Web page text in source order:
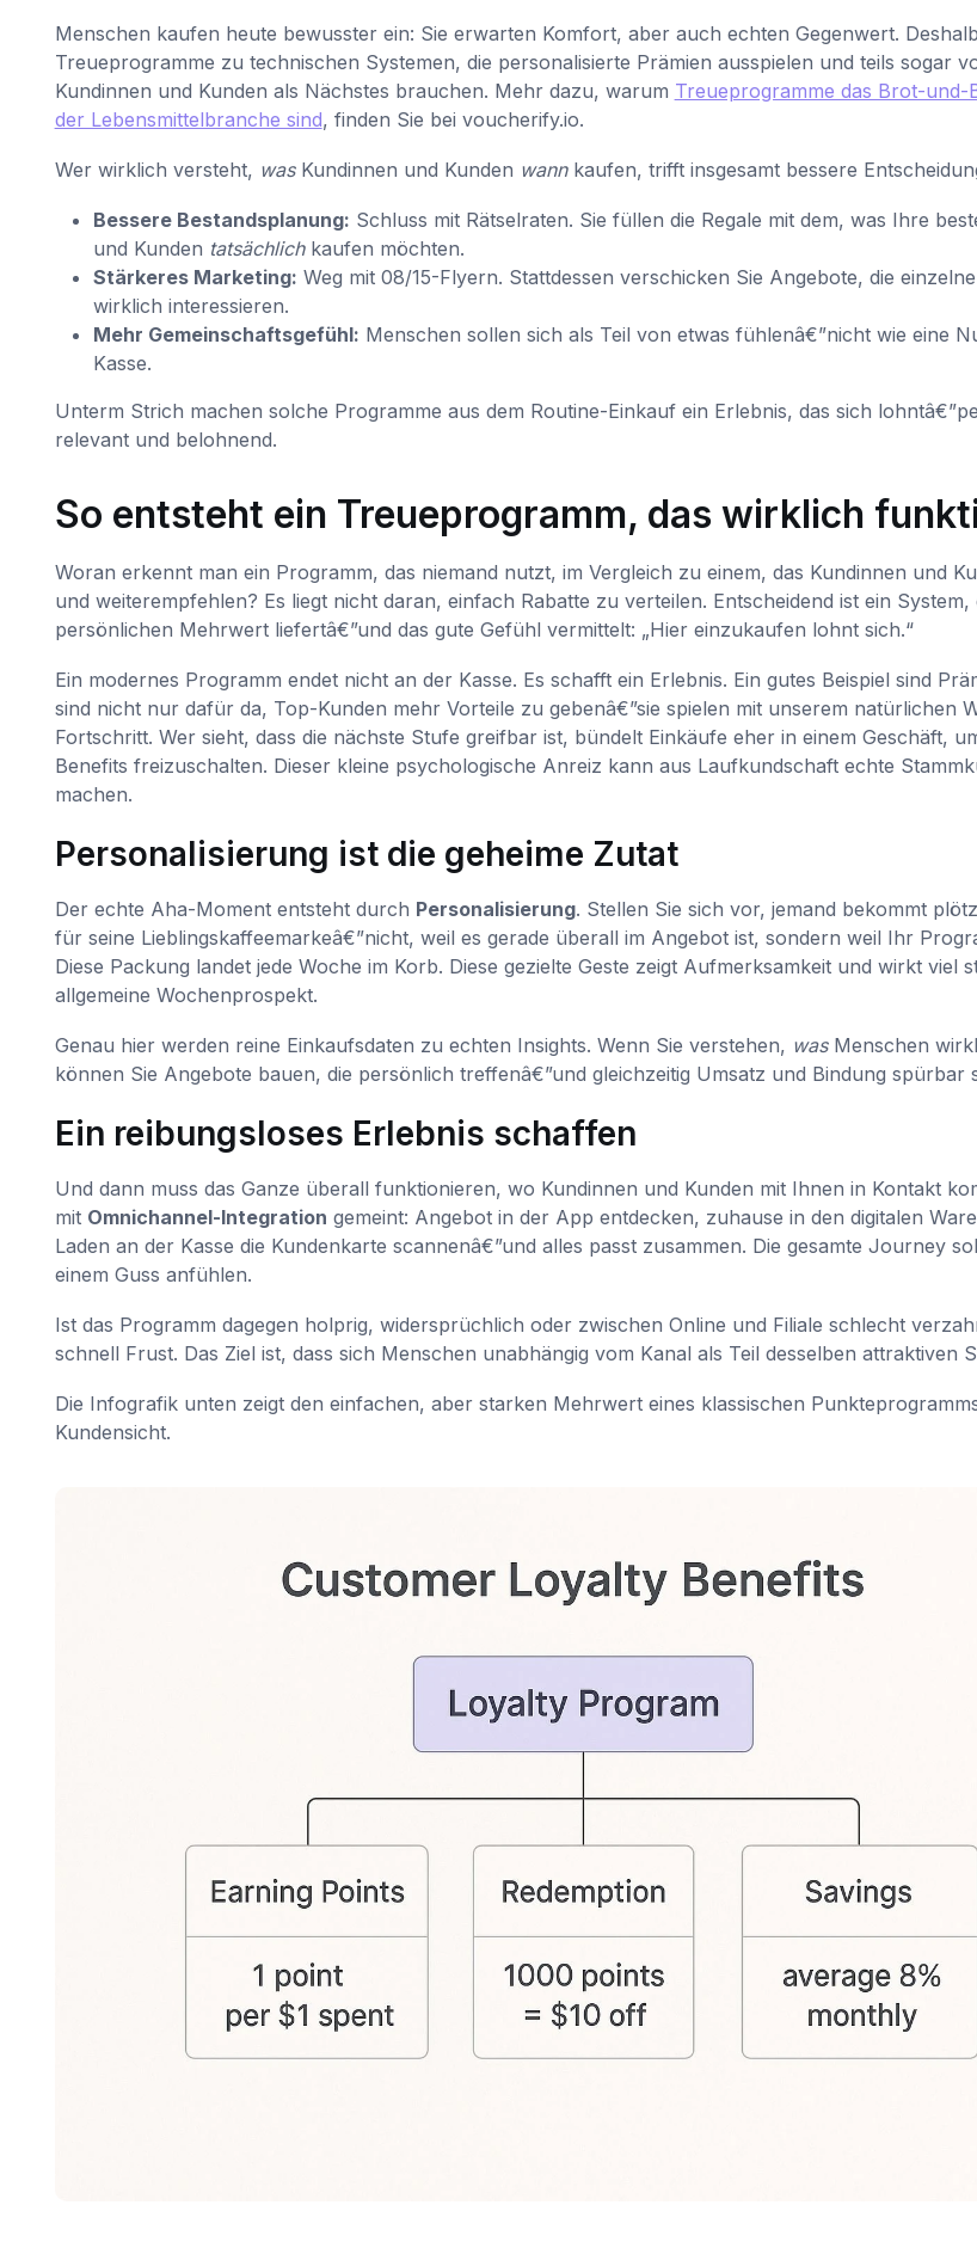
Menschen kaufen heute bewusster ein: Sie erwarten Komfort, aber auch echten Gegenwert.
Treueprogramme zu technischen Systemen, die personalisierte Prämien ausspielen und teils sogar
Kundinnen und Kunden als Nächstes brauchen. Mehr dazu, warum Treueprogramme das Brot-und-
der Lebensmittelbranche sind, finden Sie bei voucherify.io.
Wer wirklich versteht, wasKundinnen und Kunden wannkaufen, trifft insgesamt bessere
Bessere Bestandsplanung: Schluss mit Rätselraten. Sie füllen die Regale mit dem, was Ihre
und Kunden tatsächlichkaufen möchten.
Stärkeres Marketing: Weg mit 08/15-Flyern. Stattdessen verschicken Sie Angebote, die
wirklich interessieren.
Mehr Gemeinschaftsgefühl: Menschen sollen sich als Teil von etwas fühlenâ€”nicht wie eine
Kasse.
Unterm Strich machen solche Programme aus dem Routine-Einkauf ein Erlebnis, das sich
relevant und belohnend.
So entsteht ein Treueprogramm, das wirklich
Woran erkennt man ein Programm, das niemand nutzt, im Vergleich zu einem, das Kundinnen und
und weiterempfehlen? Es liegt nicht daran, einfach Rabatte zu verteilen. Entscheidend ist ein System,
persönlichen Mehrwert liefertâ€”und das gute Gefühl vermittelt: „Hier einzukaufen lohnt sich.“
Ein modernes Programm endet nicht an der Kasse. Es schafft ein Erlebnis. Ein gutes Beispiel sind
sind nicht nur dafür da, Top-Kunden mehr Vorteile zu gebenâ€”sie spielen mit unserem natürlichen
Fortschritt. Wer sieht, dass die nächste Stufe greifbar ist, bündelt Einkäufe eher in einem Geschäft,
Benefits freizuschalten. Dieser kleine psychologische Anreiz kann aus Laufkundschaft echte
machen.
Personalisierung ist die geheime Zutat
Der echte Aha-Moment entsteht durch Personalisierung. Stellen Sie sich vor, jemand bekommt
für seine Lieblingskaffeemarkeâ€”nicht, weil es gerade überall im Angebot ist, sondern weil Ihr
Diese Packung landet jede Woche im Korb. Diese gezielte Geste zeigt Aufmerksamkeit und wirkt viel
allgemeine Wochenprospekt.
Genau hier werden reine Einkaufsdaten zu echten Insights. Wenn Sie verstehen, wasMenschen
können Sie Angebote bauen, die persönlich treffenâ€”und gleichzeitig Umsatz und Bindung spürbar
Ein reibungsloses Erlebnis schaffen
Und dann muss das Ganze überall funktionieren, wo Kundinnen und Kunden mit Ihnen in Kontakt
mit Omnichannel-Integration gemeint: Angebot in der App entdecken, zuhause in den digitalen
Laden an der Kasse die Kundenkarte scannenâ€”und alles passt zusammen. Die gesamte Journey
einem Guss anfühlen.
Ist das Programm dagegen holprig, widersprüchlich oder zwischen Online und Filiale schlecht
schnell Frust. Das Ziel ist, dass sich Menschen unabhängig vom Kanal als Teil desselben attraktiven
Die Infografik unten zeigt den einfachen, aber starken Mehrwert eines klassischen
Kundensicht.